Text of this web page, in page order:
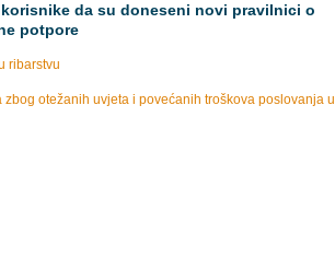
korisnike da su doneseni novi pravilnici o
potpore
ribarstvu
otežanih uvjeta i povećanih troškova poslovanja u